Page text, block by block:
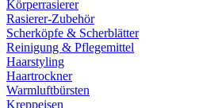
Körperrasierer
Rasierer-Zubehör
Scherköpfe & Scherblätter
Reinigung & Pflegemittel
Haarstyling
Haartrockner
Warmluftbürsten
Kreppeisen